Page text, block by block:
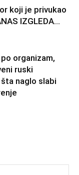
koji je privukao
lZGLEDA…
organizam,
ruski
naglo slabi